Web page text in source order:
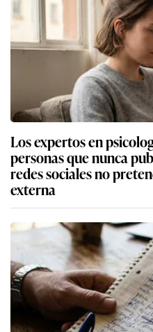
Los expertos en
personas que nunca
redes sociales no
externa